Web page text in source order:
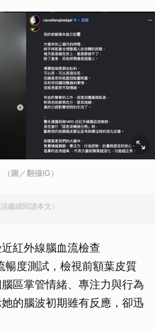
圖／翻攝IG）
繼續閱讀本文）
紅外線腦血流檢查
暢度測試，檢視前額葉皮質
區掌管情緒、專注力與行為
的腦波初期雖有反應，卻迅